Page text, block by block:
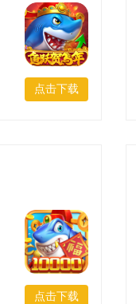
点击下载
点击下载